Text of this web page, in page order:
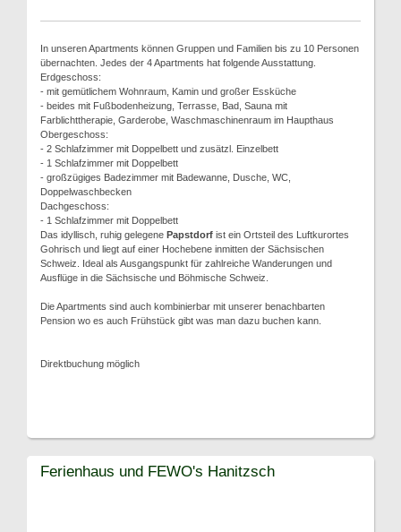
In unseren Apartments können Gruppen und Familien bis zu 10 Personen
übernachten. Jedes der 4 Apartments hat folgende Ausstattung.
Erdgeschoss:
- mit gemütlichem Wohnraum, Kamin und großer Essküche
- beides mit Fußbodenheizung, Terrasse, Bad, Sauna mit
Farblichttherapie, Garderobe, Waschmaschinenraum im Haupthaus
Obergeschoss:
- 2 Schlafzimmer mit Doppelbett und zusätzl. Einzelbett
- 1 Schlafzimmer mit Doppelbett
- großzügiges Badezimmer mit Badewanne, Dusche, WC,
Doppelwaschbecken
Dachgeschoss:
- 1 Schlafzimmer mit Doppelbett
Das idyllisch, ruhig gelegene Papstdorf ist ein Ortsteil des Luftkurortes
Gohrisch und liegt auf einer Hochebene inmitten der Sächsischen
Schweiz. Ideal als Ausgangspunkt für zahlreiche Wanderungen und
Ausflüge in die Sächsische und Böhmische Schweiz.
Die Apartments sind auch kombinierbar mit unserer benachbarten
Pension wo es auch Frühstück gibt was man dazu buchen kann.
Direktbuchung möglich
Ferienhaus und FEWO's Hanitzsch